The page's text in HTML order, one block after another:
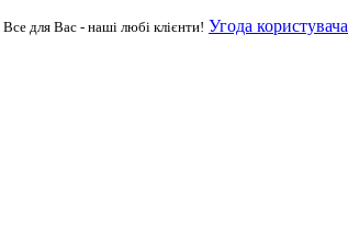
для Вас - наші любі клієнти! Угода користувача